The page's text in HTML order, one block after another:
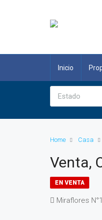
Inicio
Estado
Home Casa
Venta,
EN VENTA
Miraflores